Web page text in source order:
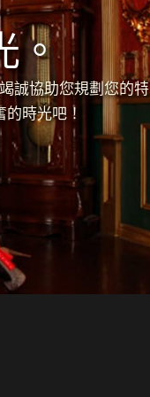
。
誠協助您規劃您的特
時光吧！